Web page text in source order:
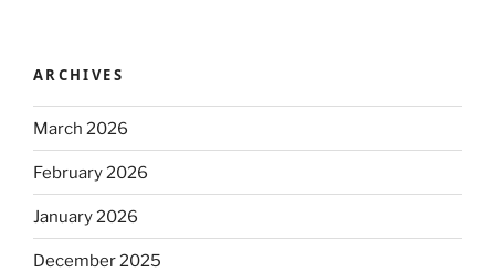
ARCHIVES
March 2026
February 2026
January 2026
December 2025